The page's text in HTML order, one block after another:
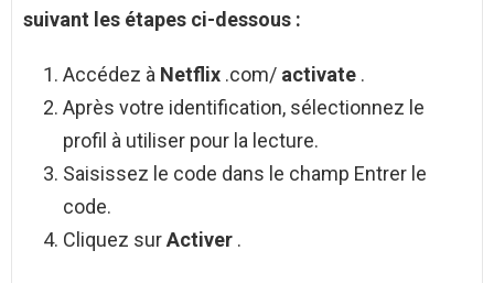
suivant les étapes ci-dessous :
Accédez à Netflix .com/ activate .
Après votre identification, sélectionnez le
profil à utiliser pour la lecture.
Saisissez le code dans le champ Entrer le
code.
Cliquez surActiver .